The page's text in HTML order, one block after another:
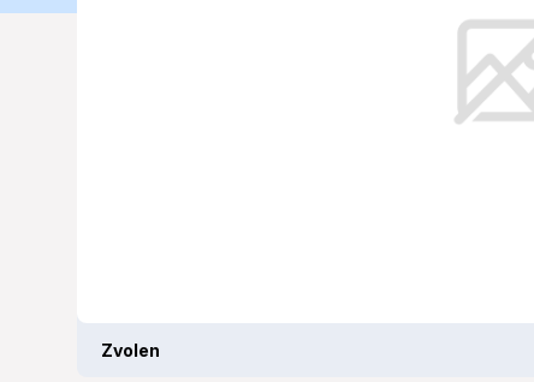
Zvolen